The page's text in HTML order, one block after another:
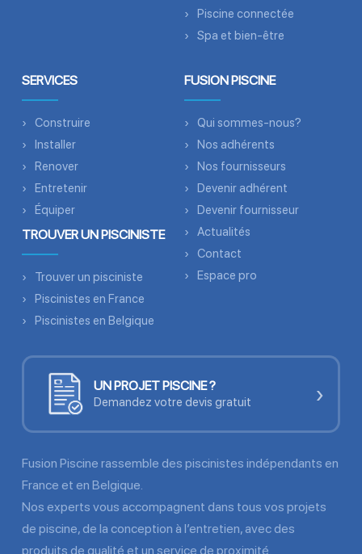
Piscine connectée
Spa et bien-être
SERVICES
Construire
Installer
Renover
Entretenir
Équiper
TROUVER UN PISCINISTE
Trouver un pisciniste
Piscinistes en France
Piscinistes en Belgique
FUSION PISCINE
Qui sommes-nous?
Nos adhérents
Nos fournisseurs
Devenir adhérent
Devenir fournisseur
Actualités
Contact
Espace pro
UN PROJET PISCINE ?
Demandez votre devis gratuit ›
Fusion Piscine rassemble des piscinistes indépendants en
France et en Belgique.
Nos experts vous accompagnent dans tous vos projets
de piscine, de la conception à l’entretien, avec des
produits de qualité et un service de proximité.